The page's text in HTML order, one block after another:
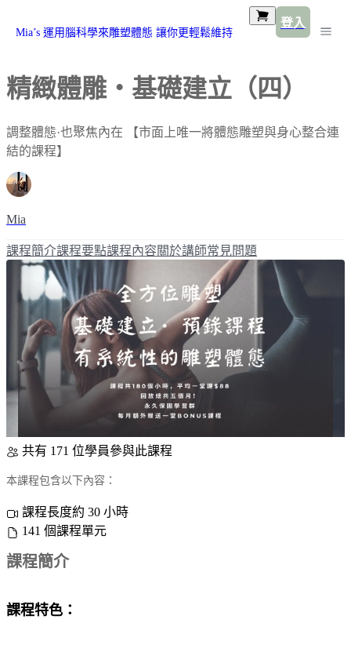
Mia’s 運用腦科學來雕塑體態 讓你更輕鬆維持
登入
精緻體雕・基礎建立（四）
調整體態·也聚焦內在 【市面上唯一將體態雕塑與身心整合連
結的課程】
Mia
課程簡介課程要點課程內容關於講師常見問題
共有 171 位學員參與此課程
本課程包含以下內容：
課程長度約 30 小時
141 個課程單元
課程簡介
課程特色：